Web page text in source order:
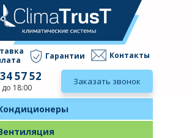
Гарантии Контакты
57 52
до 18:00
Заказать звонок